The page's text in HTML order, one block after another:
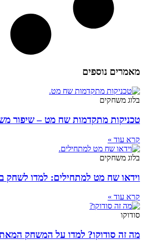
מאמרים נוספים
בלוג משחקים
טכניקות מתקדמות שח מט – שיפור
קרא עוד »
בלוג משחקים
וידאו שח מט למתחילים: למדו לשחק
קרא עוד »
סודוקו
מה זה סודוקו? למדו על המשחק